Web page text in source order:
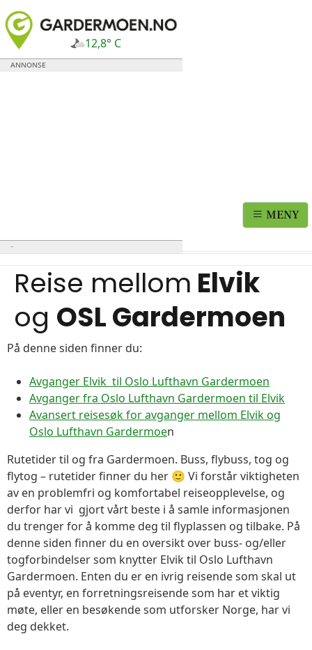
12,8° C
MENY
Reise mellom Elvik
og OSL Gardermoen
På denne siden finner du:
Avganger Elvik til Oslo Lufthavn Gardermoen
Avganger fra Oslo Lufthavn Gardermoen til Elvik
Avansert reisesøk for avganger mellom Elvik og
Oslo Lufthavn Gardermoen
Rutetider til og fra Gardermoen. Buss, flybuss, tog og
flytog – rutetider finner du her 🙂 Vi forstår viktigheten
av en problemfri og komfortabel reiseopplevelse, og
derfor har vi gjort vårt beste i å samle informasjonen
du trenger for å komme deg til flyplassen og tilbake. På
denne siden finner du en oversikt over buss- og/eller
togforbindelser som knytter Elvik til Oslo Lufthavn
Gardermoen. Enten du er en ivrig reisende som skal ut
på eventyr, en forretningsreisende som har et viktig
møte, eller en besøkende som utforsker Norge, har vi
deg dekket.